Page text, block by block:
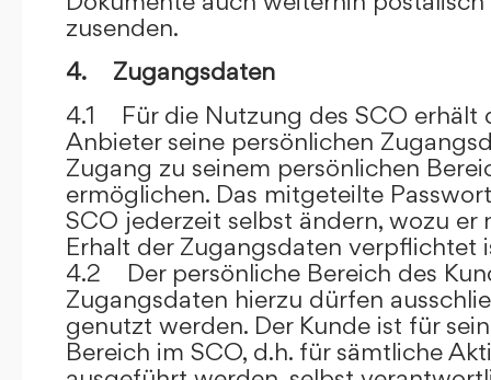
zusenden.
4. Zugangsdaten
4.1 Für die Nutzung des SCO erhält
Anbieter seine persönlichen
Zugang zu seinem persönlichen
ermöglichen. Das mitgeteilte
SCO jederzeit selbst ändern, wozu er
Erhalt der Zugangsdaten verpflichtet
4.2 Der persönliche Bereich des
Zugangsdaten hierzu dürfen
genutzt werden. Der Kunde ist für
Bereich im SCO, d.h. für sämtliche